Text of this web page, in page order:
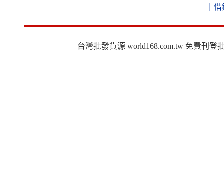
借
台灣批發貨源 world168.com.tw 免費刊登